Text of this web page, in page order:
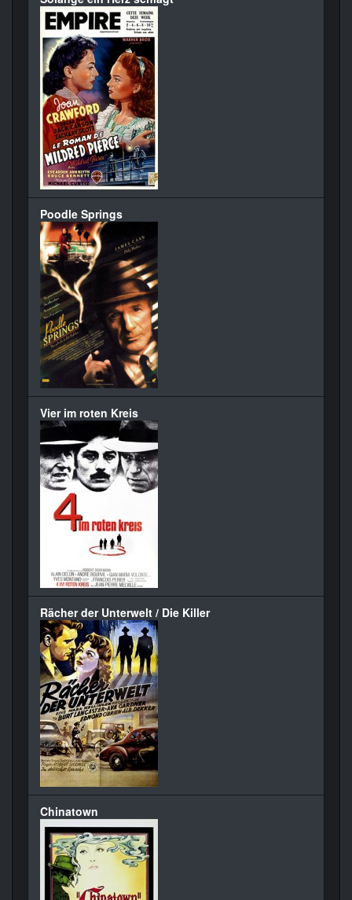
Poodle Springs
Vier im roten Kreis
Rächer der Unterwelt / Die Killer
Chinatown